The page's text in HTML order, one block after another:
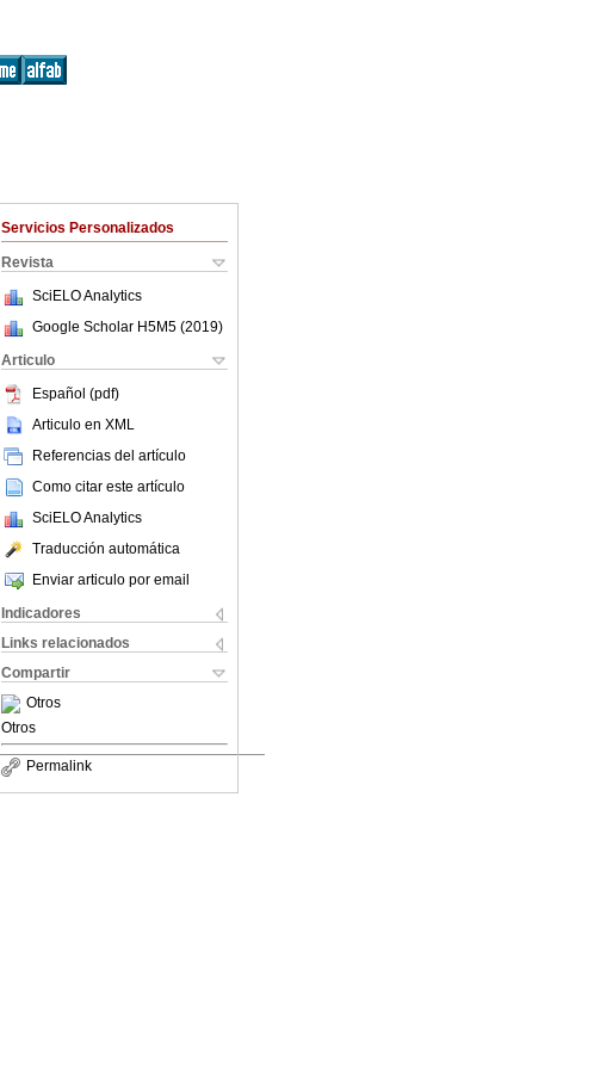
Servicios Personalizados
Revista
SciELO Analytics
Google Scholar H5M5 (2019)
Articulo
Español (pdf)
Articulo en XML
Referencias del artículo
Como citar este artículo
SciELO Analytics
Traducción automática
Enviar articulo por email
Indicadores
Links relacionados
Compartir
Otros
Otros
Permalink